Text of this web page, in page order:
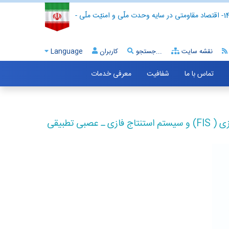
- اقتصاد مقاومتی در سایه وحدت ملّی و امنیّت ملّی -
Language کاربران جستجو... نقشه سایت
تماس با ما شفافیت معرفی خدمات
پیش بینی جریان رودخانه با استفاده از سیستم استنتاج فلزی ( FIS) و سیستم استنتاج فازی ـ عصبی تطبیقی